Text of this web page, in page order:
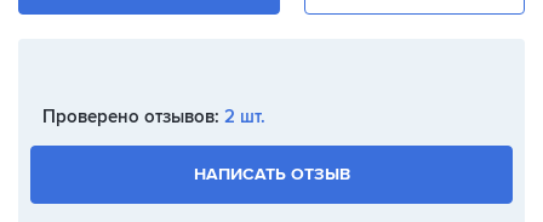
Проверено отзывов: 2 шт.
НАПИСАТЬ ОТЗЫВ